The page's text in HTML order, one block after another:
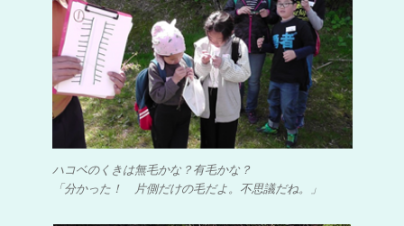
ハコベのくきは無毛かな？有毛かな？
「分かった！ 片側だけの毛だよ。不思議だね。」